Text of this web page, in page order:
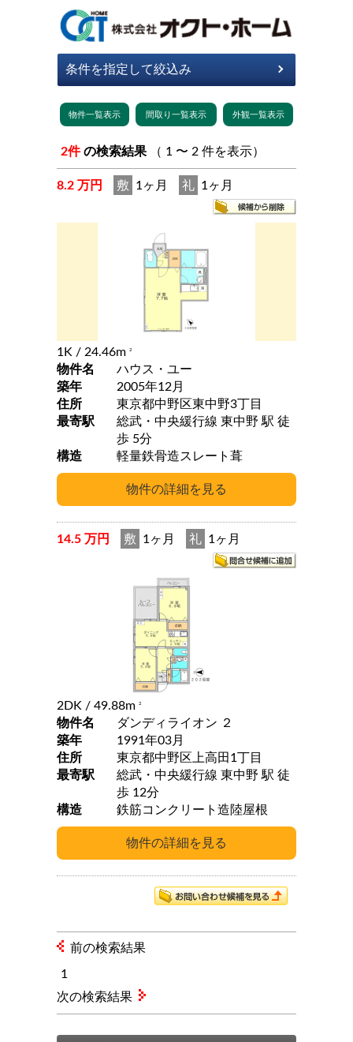
2件 の検索結果 （ 1 〜 2 件を表示）
8.2 万円 敷 1ヶ月 礼 1ヶ月
1K / 24.46m 2
物件名
ハウス・ユー
築年
2005年12月
住所
東京都中野区東中野3丁目
最寄駅
総武・中央緩行線 東中野 駅 徒
歩 5分
構造
軽量鉄骨造スレート葺
14.5 万円 敷 1ヶ月 礼 1ヶ月
2DK / 49.88m 2
物件名
ダンディライオン ２
築年
1991年03月
住所
東京都中野区上高田1丁目
最寄駅
総武・中央緩行線 東中野 駅 徒
歩 12分
構造
鉄筋コンクリート造陸屋根
前の検索結果
1